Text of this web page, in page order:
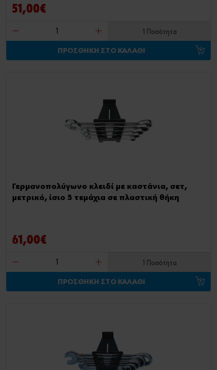
51,00€
1 Ποσότητα
ΠΡΟΣΘΗΚΗ ΣΤΟ ΚΑΛΑΘΙ
Γερμανοπολύγωνο κλειδί με καστάνια, σετ,
μετρικό, ίσιο 5 τεμάχια σε πλαστική θήκη
61,00€
1 Ποσότητα
ΠΡΟΣΘΗΚΗ ΣΤΟ ΚΑΛΑΘΙ